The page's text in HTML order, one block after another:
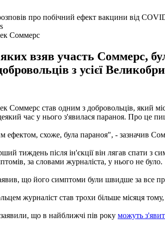
Соммерс
взяв участь Соммерс,
з усієї
Соммерс став одним з добровольців, який
час у нього з'явилася параноя. Про це
схоже, була параноя", - зазначив
тиждень після ін'єкції він лягав спати з
за словами журналіста, у нього не було.
що його симптоми були швидше за все
журналіст став трохи більше місяця тому,
що в найближчі пів року можуть